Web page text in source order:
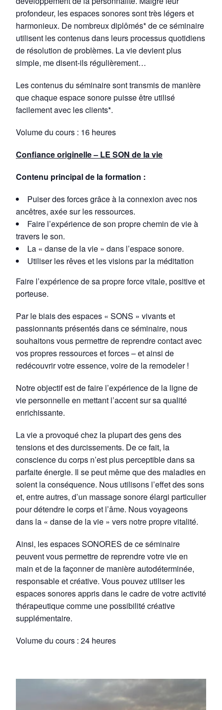
profondeur, les espaces sonores sont très légers et
harmonieux. De nombreux diplômés* de ce séminaire
utilisent les contenus dans leurs processus quotidiens
de résolution de problèmes. La vie devient plus
simple, me disent-ils régulièrement…
Les contenus du séminaire sont transmis de manière
que chaque espace sonore puisse être utilisé
facilement avec les clients*.
Volume du cours : 16 heures
Confiance originelle – LE SON de la vie
Contenu principal de la formation :
Puiser des forces grâce à la connexion avec nos
ancêtres, axée sur les ressources.
Faire l’expérience de son propre chemin de vie à
travers le son.
La « danse de la vie » dans l’espace sonore.
Utiliser les rêves et les visions par la méditation
Faire l’expérience de sa propre force vitale, positive et
porteuse.
Par le biais des espaces « SONS » vivants et
passionnants présentés dans ce séminaire, nous
souhaitons vous permettre de reprendre contact avec
vos propres ressources et forces – et ainsi de
redécouvrir votre essence, voire de la remodeler !
Notre objectif est de faire l’expérience de la ligne de
vie personnelle en mettant l’accent sur sa qualité
enrichissante.
La vie a provoqué chez la plupart des gens des
tensions et des durcissements. De ce fait, la
conscience du corps n’est plus perceptible dans sa
parfaite énergie. Il se peut même que des maladies en
soient la conséquence. Nous utilisons l’effet des sons
et, entre autres, d’un massage sonore élargi particulier
pour détendre le corps et l’âme. Nous voyageons
dans la « danse de la vie » vers notre propre vitalité.
Ainsi, les espaces SONORES de ce séminaire
peuvent vous permettre de reprendre votre vie en
main et de la façonner de manière autodéterminée,
responsable et créative. Vous pouvez utiliser les
espaces sonores appris dans le cadre de votre activité
thérapeutique comme une possibilité créative
supplémentaire.
Volume du cours : 24 heures